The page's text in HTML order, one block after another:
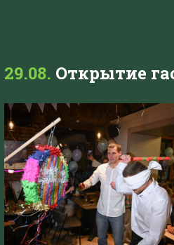
29.08. Открытие